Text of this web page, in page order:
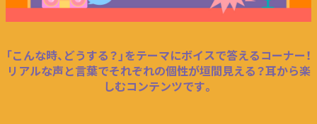
「こんな時、どうする？」をテーマにボイスで答えるコーナー！
リアルな声と言葉でそれぞれの個性が垣間見える？耳から楽
しむコンテンツです。